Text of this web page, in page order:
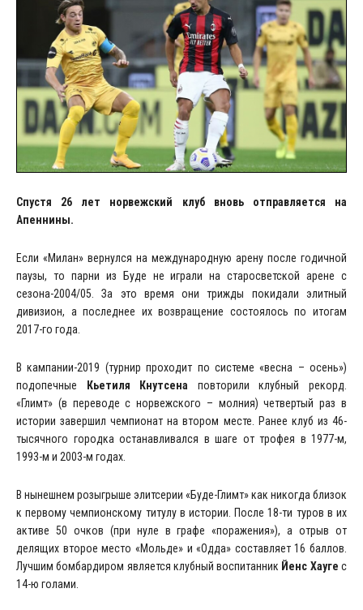
Спустя 26 лет норвежский клуб вновь отправляется на
Апеннины.
Если «Милан» вернулся на международную арену после годичной
паузы, то парни из Буде не играли на старосветской арене с
сезона-2004/05. За это время они трижды покидали элитный
дивизион, а последнее их возвращение состоялось по итогам
2017-го года.
В кампании-2019 (турнир проходит по системе «весна – осень»)
подопечные
Кьетиля Кнутсена повторили клубный рекорд.
«Глимт» (в переводе с норвежского – молния) четвертый раз в
истории завершил чемпионат на втором месте. Ранее клуб из 46-
тысячного городка останавливался в шаге от трофея в 1977-м,
1993-м и 2003-м годах.
В нынешнем розыгрыше элитсерии «Буде-Глимт» как никогда близок
к первому чемпионскому титулу в истории. После 18-ти туров в их
активе 50 очков (при нуле в графе «поражения»), а отрыв от
делящих второе место «Мольде» и «Одда» составляет 16 баллов.
Лучшим бомбардиром является клубный воспитанник Йенс Хауге с
14-ю голами.